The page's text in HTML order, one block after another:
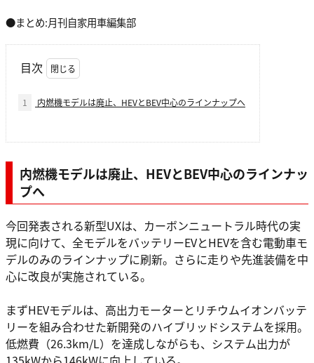
●まとめ:月刊自家用車編集部
目次
1 内燃機モデルは廃止、HEVとBEV中心のラインナップへ
内燃機モデルは廃止、HEVとBEV中心のラインナッ
プへ
今回発表される新型UXは、カーボンニュートラル時代の実
現に向けて、全モデルをバッテリーEVとHEVを含む電動車モ
デルのみのラインナップに刷新。さらに走りや先進装備を中
心に改良が実施されている。
まずHEVモデルは、高出力モーターとリチウムイオンバッテ
リーを組み合わせた新開発のハイブリッドシステムを採用。
低燃費（26.3km/L）を達成しながらも、システム出力が